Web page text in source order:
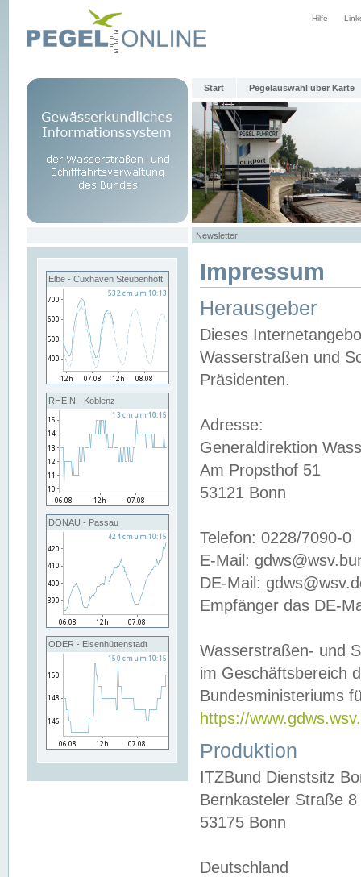
Hilfe
Start Pegelauswahl über Karte
Newsletter
Elbe - Cuxhaven Steubenhöft
RHEIN - Koblenz
DONAU - Passau
ODER - Eisenhüttenstadt
Impressum
Herausgeber
Dieses
Wasserstraßen und
Präsidenten.
Adresse:
Generaldirektion
Am Propsthof 51
53121 Bonn
Telefon: 0228/7090-0
E-Mail:
DE-Mail:
Empfänger das DE-
Wasserstraßen- und
im Geschäftsbereich
Bundesministeriums
https://
Produktion
ITZBund Dienstsitz
Bernkasteler Straße 8
53175 Bonn
Deutschland